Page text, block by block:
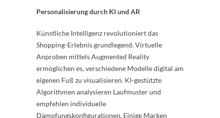
Personalisierung durch KI und AR
Künstliche Intelligenz revolutioniert das
Shopping-Erlebnis grundlegend. Virtuelle
Anproben mittels Augmented Reality
ermöglichen es, verschiedene Modelle digital am
eigenen Fuß zu visualisieren. KI-gestützte
Algorithmen analysieren Laufmuster und
empfehlen individuelle
Dämpfungskonfigurationen. Einige Marken